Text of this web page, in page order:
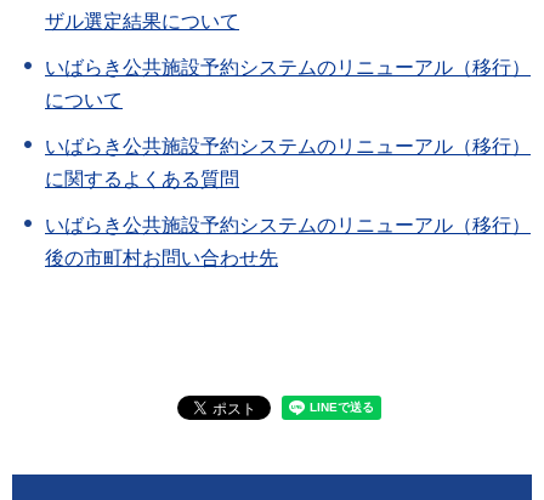
ザル選定結果について
いばらき公共施設予約システムのリニューアル（移行）
について
いばらき公共施設予約システムのリニューアル（移行）
に関するよくある質問
いばらき公共施設予約システムのリニューアル（移行）
後の市町村お問い合わせ先